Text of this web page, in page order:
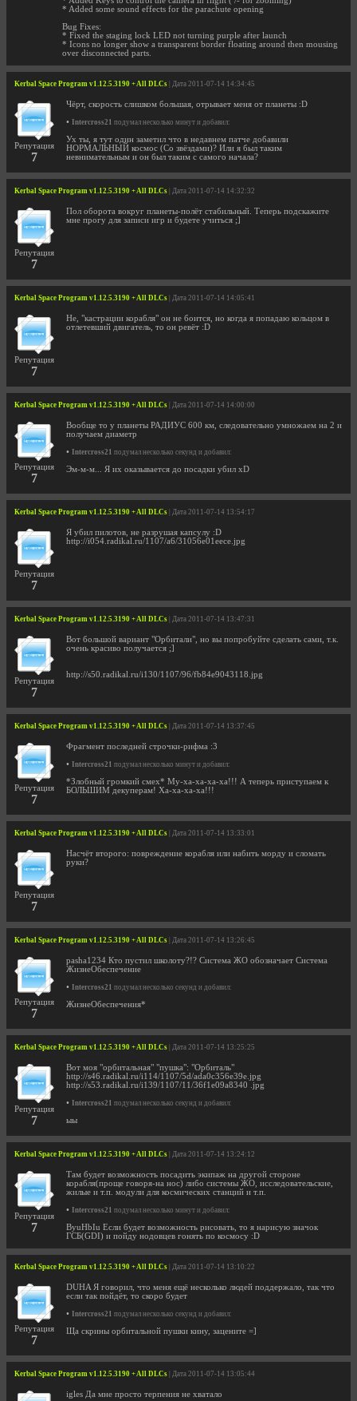
* Added some sound effects for the parachute opening
Bug Fixes:
* Fixed the staging lock LED not turning purple after launch
* Icons no longer show a transparent border floating around then mousing
over disconnected parts.
Kerbal Space Program v1.12.5.3190 + All DLCs | Дата 2011-07-14 14:34:45
Репутация
7
Чёрт, скорость слишком большая, отрывает меня от планеты :D
• Intercross21 подумал несколько минут и добавил:
Ух ты, я тут один заметил что в недавнем патче добавили
НОРМАЛЬНЫЙ космос (Со звёздами)? Или я был таким
невнимательным и он был таким с самого начала?
Kerbal Space Program v1.12.5.3190 + All DLCs | Дата 2011-07-14 14:32:32
Репутация
7
Пол оборота вокруг планеты-полёт стабильный. Теперь подскажите
мне прогу для записи игр и будете учиться ;]
Kerbal Space Program v1.12.5.3190 + All DLCs | Дата 2011-07-14 14:05:41
Репутация
7
Не, "кастрации корабля" он не боится, но когда я попадаю кольцом в
отлетевший двигатель, то он ревёт :D
Kerbal Space Program v1.12.5.3190 + All DLCs | Дата 2011-07-14 14:00:00
Репутация
7
Вообще то у планеты РАДИУС 600 км, следовательно умножаем на 2 и
получаем диаметр
• Intercross21 подумал несколько секунд и добавил:
Эм-м-м... Я их оказывается до посадки убил xD
Kerbal Space Program v1.12.5.3190 + All DLCs | Дата 2011-07-14 13:54:17
Репутация
7
Я убил пилотов, не разрушая капсулу :D
http://i054.radikal.ru/1107/a6/31056e01eece.jpg
Kerbal Space Program v1.12.5.3190 + All DLCs | Дата 2011-07-14 13:47:31
Репутация
7
Вот большой вариант "Орбитали", но вы попробуйте сделать сами, т.к.
очень красиво получается ;]
http://s50.radikal.ru/i130/1107/96/fb84e9043118.jpg
Kerbal Space Program v1.12.5.3190 + All DLCs | Дата 2011-07-14 13:37:45
Репутация
7
Фрагмент последней строчки-рифма :3
• Intercross21 подумал несколько минут и добавил:
*Злобный громкий смех* Му-ха-ха-ха-ха!!! А теперь приступаем к
БОЛЬШИМ декуперам! Ха-ха-ха-ха!!!
Kerbal Space Program v1.12.5.3190 + All DLCs | Дата 2011-07-14 13:33:01
Репутация
7
Насчёт второго: повреждение корабля или набить морду и сломать
руки?
Kerbal Space Program v1.12.5.3190 + All DLCs | Дата 2011-07-14 13:26:45
Репутация
7
pasha1234 Кто пустил школоту?!? Система ЖО обозначает Система
ЖизнеОбеспечение
• Intercross21 подумал несколько секунд и добавил:
ЖизнеОбеспечения*
Kerbal Space Program v1.12.5.3190 + All DLCs | Дата 2011-07-14 13:25:25
Репутация
7
Вот моя "орбитальная" "пушка": "Орбиталь"
http://s46.radikal.ru/i114/1107/5d/ada0c356e39e.jpg
http://s53.radikal.ru/i139/1107/11/36f1e09a8340 .jpg
• Intercross21 подумал несколько секунд и добавил:
ыы
Kerbal Space Program v1.12.5.3190 + All DLCs | Дата 2011-07-14 13:24:12
Репутация
7
Там будет возможность посадить экипаж на другой стороне
корабля(проще говоря-на нос) либо системы ЖО, исследовательские,
жилые и т.п. модули для космических станций и т.п.
• Intercross21 подумал несколько минут и добавил:
ByuHbIu Если будет возможность рисовать, то я нарисую значок
ГСБ(GDI) и пойду нодовцев гонять по космосу :D
Kerbal Space Program v1.12.5.3190 + All DLCs | Дата 2011-07-14 13:10:22
Репутация
7
DUHA Я говорил, что меня ещё несколько людей поддержало, так что
если так пойдёт, то скоро будет
• Intercross21 подумал несколько секунд и добавил:
Ща скрины орбитальной пушки кину, зацените =]
Kerbal Space Program v1.12.5.3190 + All DLCs | Дата 2011-07-14 13:05:44
igles Да мне просто терпения не хватало